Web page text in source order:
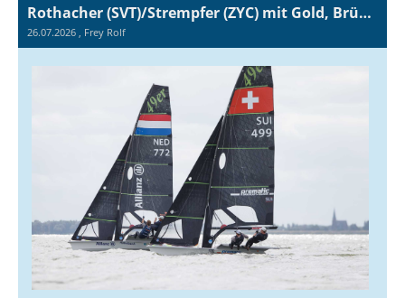
Rothacher (SVT)/Strempfer (ZYC) mit Gold, Bründler (SVT)/Stucki (SYH) mit Bronze an den 49er FX Open Youth Worlds!
26.07.2026 , Frey Rolf